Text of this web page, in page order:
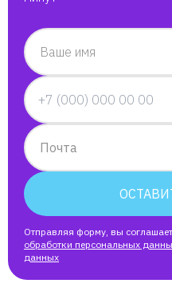
Ваше имя
Почта
Отправляя форму, вы
обработки персональных
данных